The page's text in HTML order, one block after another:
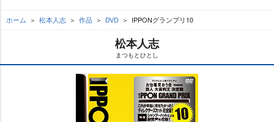
ホーム 松本人志 作品 DVD IPPONグランプリ10
松本人志
まつもとひとし